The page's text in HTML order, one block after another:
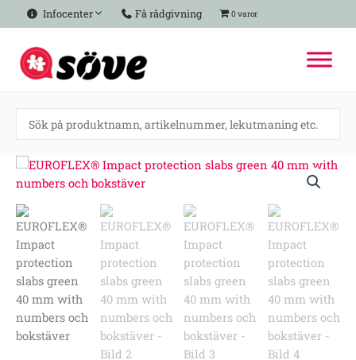
Hoppa
till
innehåll
Infocenter Få rådgivning 0 varor
EUROFLEX®
Impact
protection
slabs
green
mm
with
numbers
och